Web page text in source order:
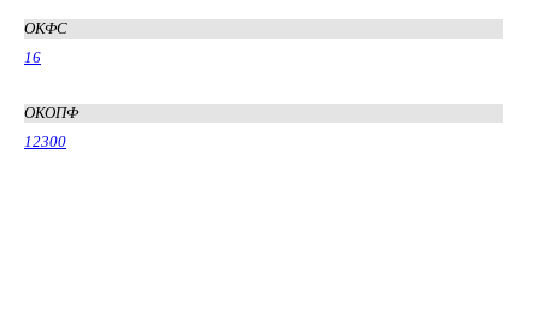
ОКФС
16
ОКОПФ
12300